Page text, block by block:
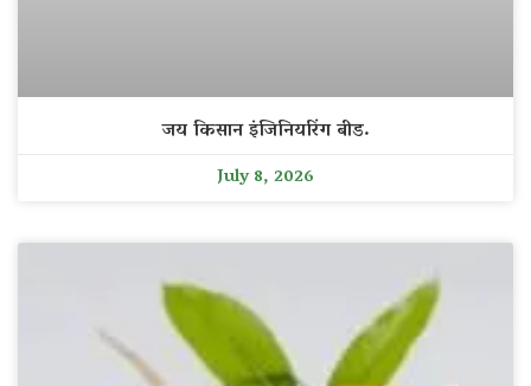
जय किसान इंजिनियरिंग बीड.
July 8, 2026